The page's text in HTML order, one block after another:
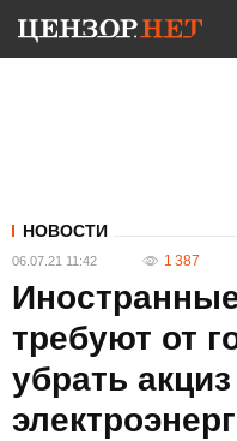
НОВОСТИ
06.07.21 11:42 1 387
требуют от
убрать